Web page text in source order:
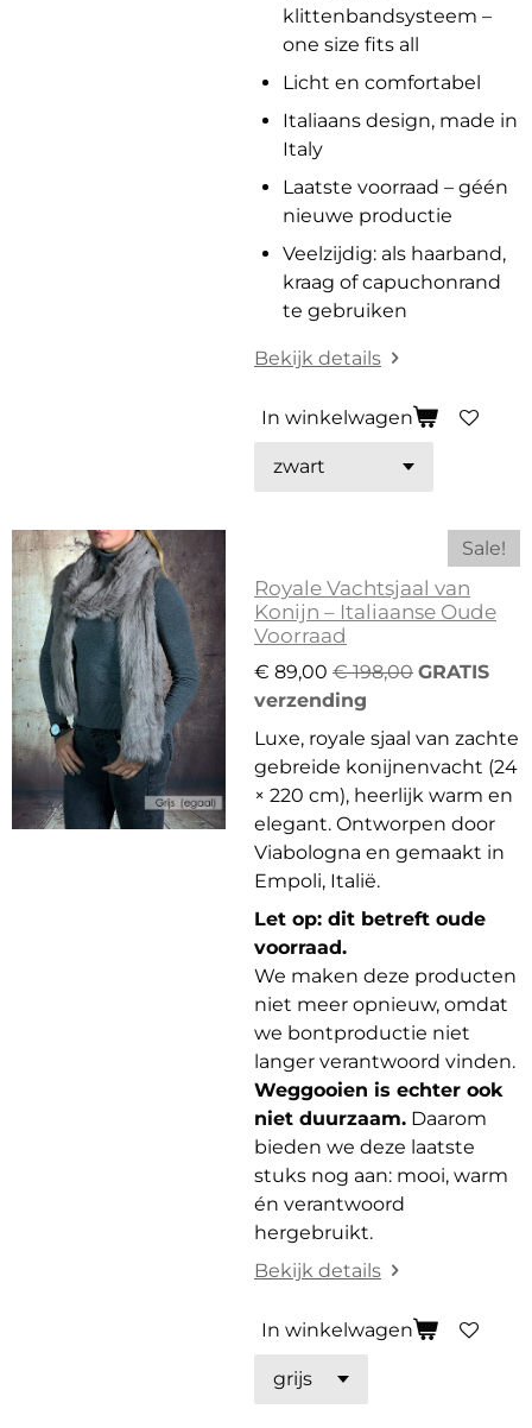
klittenbandsysteem –
one size fits all
Licht en comfortabel
Italiaans design, made in
Italy
Laatste voorraad – géén
nieuwe productie
Veelzijdig: als haarband,
kraag of capuchonrand
te gebruiken
Bekijk details
In winkelwagen
Sale!
Royale Vachtsjaal van
Konijn – Italiaanse Oude
Voorraad
€ 89,00 € 198,00 GRATIS
verzending
Luxe, royale sjaal van zachte
gebreide konijnenvacht (24
× 220 cm), heerlijk warm en
elegant. Ontworpen door
Viabologna en gemaakt in
Empoli, Italië.
Let op: dit betreft oude
voorraad.
We maken deze producten
niet meer opnieuw, omdat
we bontproductie niet
langer verantwoord vinden.
Weggooien is echter ook
niet duurzaam. Daarom
bieden we deze laatste
stuks nog aan: mooi, warm
én verantwoord
hergebruikt.
Bekijk details
In winkelwagen